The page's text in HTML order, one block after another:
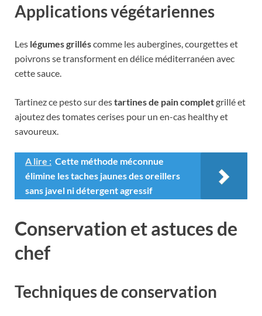
Applications végétariennes
Les légumes grilléscomme les aubergines, courgettes et
poivrons se transforment en délice méditerranéen avec
cette sauce.
Tartinez ce pesto sur destartines de pain completgrillé et
ajoutez des tomates cerises pour un en-cas healthy et
savoureux.
A lire : Cette méthode méconnue
élimine les taches jaunes des oreillers
sans javel ni détergent agressif
Conservation et astuces de
chef
Techniques de conservation